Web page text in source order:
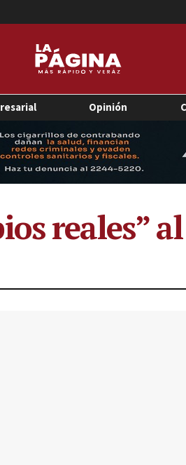
Opinión
reales”